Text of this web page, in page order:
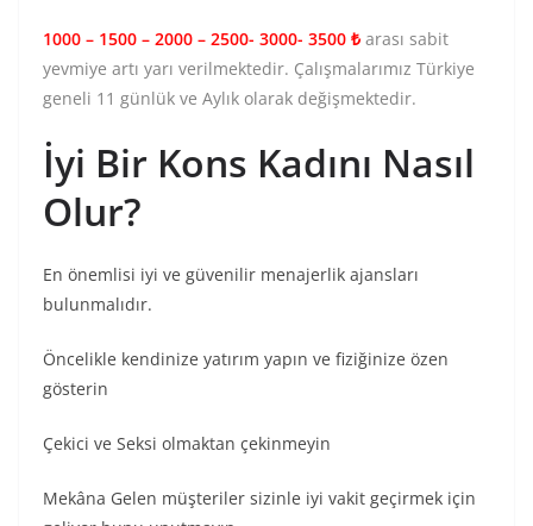
1000 – 1500 – 2000 – 2500- 3000- 3500 ₺ arası sabit
yevmiye artı yarı verilmektedir. Çalışmalarımız Türkiye
geneli 11 günlük ve Aylık olarak değişmektedir.
İyi Bir Kons Kadını Nasıl
Olur?
En önemlisi iyi ve güvenilir menajerlik ajansları
bulunmalıdır.
Öncelikle kendinize yatırım yapın ve fiziğinize özen
gösterin
Çekici ve Seksi olmaktan çekinmeyin
Mekâna Gelen müşteriler sizinle iyi vakit geçirmek için